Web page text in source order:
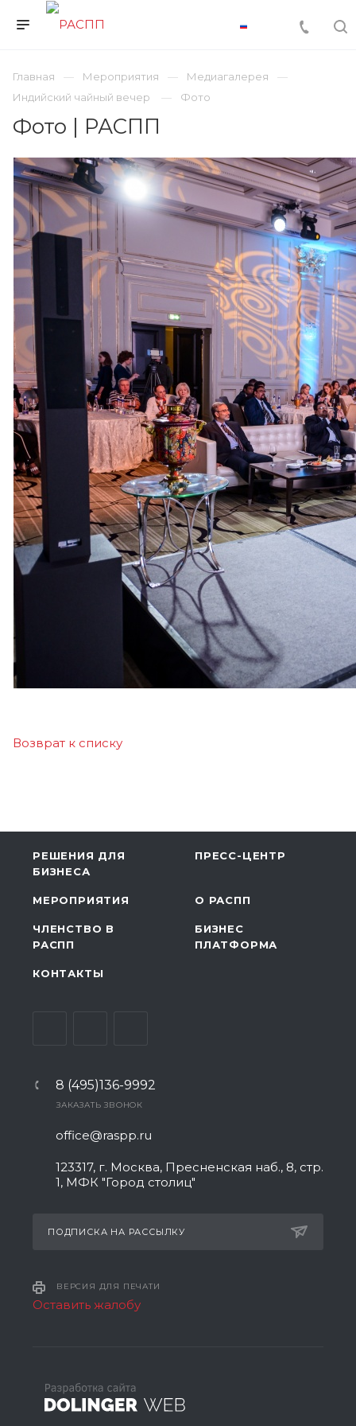
Главная Мероприятия
Медиагалерея
Индийский чайный вечер
Фото
Фото | РАСПП
Возврат к списку
РЕШЕНИЯ ДЛЯ
БИЗНЕСА
ПРЕСС-ЦЕНТР
МЕРОПРИЯТИЯ О РАСПП
ЧЛЕНСТВО В
РАСПП
БИЗНЕС
ПЛАТФОРМА
КОНТАКТЫ
8 (495)136-9992
ЗАКАЗАТЬ ЗВОНОК
office@raspp.ru
123317, г. Москва, Пресненская наб., 8, стр.
1, МФК "Город столиц"
ПОДПИСКА НА РАССЫЛКУ
ВЕРСИЯ ДЛЯ ПЕЧАТИ
Оставить жалобу